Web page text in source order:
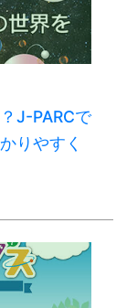
J-PARCで
りやすく